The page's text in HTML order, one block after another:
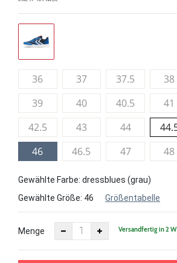
36 37 37.5 38
39
40 40.5 41
42.5
43 44
46
46.5 47 48
Gewählte Farbe: dressblues (grau)
Gewählte Größe: 46 Größentabelle
Menge Versandfertig in 2